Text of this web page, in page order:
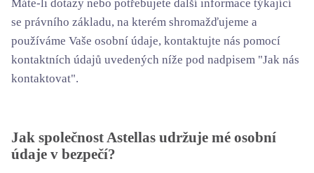
Máte-li dotazy nebo potřebujete další informace týkající
se právního základu, na kterém shromažďujeme a
používáme Vaše osobní údaje, kontaktujte nás pomocí
kontaktních údajů uvedených níže pod nadpisem "Jak nás
kontaktovat".
Jak společnost Astellas udržuje mé osobní
údaje v bezpečí?